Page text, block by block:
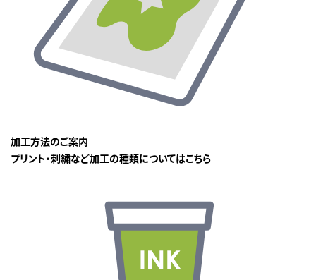
加工方法のご案内
プリント・刺繍など加工の種類についてはこちら